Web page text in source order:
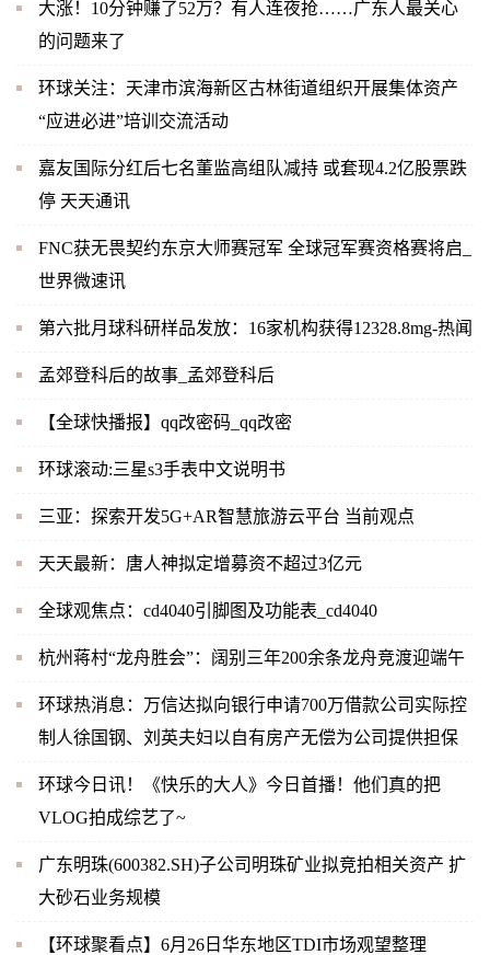
大涨！10分钟赚了52万？有人连夜抢……广东人最关心
的问题来了
环球关注：天津市滨海新区古林街道组织开展集体资产
“应进必进”培训交流活动
嘉友国际分红后七名董监高组队减持 或套现4.2亿股票跌
停 天天通讯
FNC获无畏契约东京大师赛冠军 全球冠军赛资格赛将启_
世界微速讯
第六批月球科研样品发放：16家机构获得12328.8mg-热闻
孟郊登科后的故事_孟郊登科后
【全球快播报】qq改密码_qq改密
环球滚动:三星s3手表中文说明书
三亚：探索开发5G+AR智慧旅游云平台 当前观点
天天最新：唐人神拟定增募资不超过3亿元
全球观焦点：cd4040引脚图及功能表_cd4040
杭州蒋村“龙舟胜会”：阔别三年200余条龙舟竞渡迎端午
环球热消息：万信达拟向银行申请700万借款公司实际控
制人徐国钢、刘英夫妇以自有房产无偿为公司提供担保
环球今日讯！《快乐的大人》今日首播！他们真的把
VLOG拍成综艺了~
广东明珠(600382.SH)子公司明珠矿业拟竞拍相关资产 扩
大砂石业务规模
【环球聚看点】6月26日华东地区TDI市场观望整理